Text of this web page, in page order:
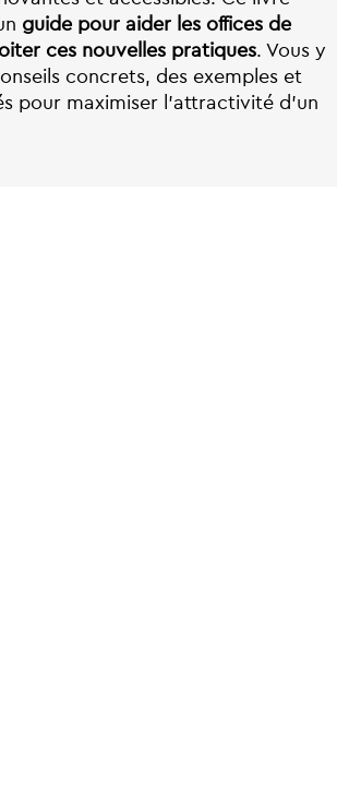
guide pour aider les offices de
ces nouvelles pratiques. Vous y
concrets, des exemples et
pour maximiser l’attractivité d’un